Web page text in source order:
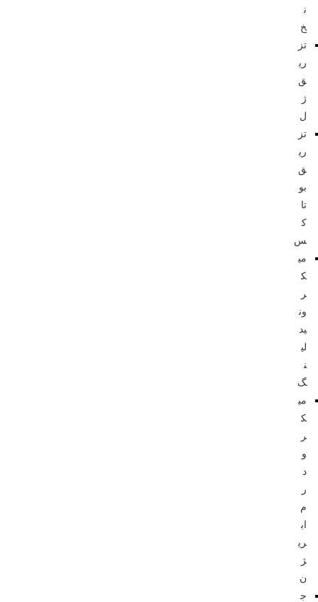
ن
خ
تز
ری
ق
ژ
ل
تز
ری
ق
بو
تا
ک
س
می
ک
ر
ون
ید
لی
ن
گ
می
ک
ر
و
د
ر
م
اب
ری
ژ
ن
ج